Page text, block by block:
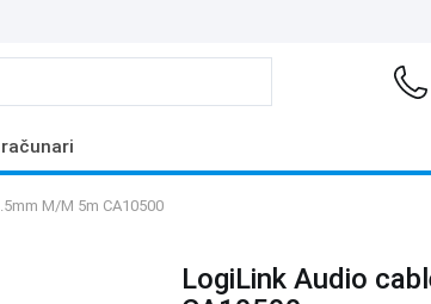
računari
M/M 5m CA10500
LogiLink Audio